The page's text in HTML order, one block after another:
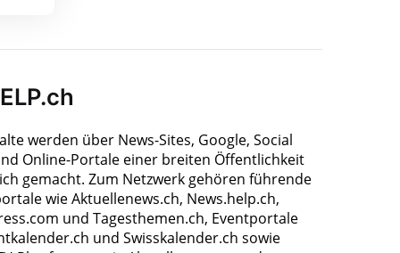
werden über News-Sites, Google, Social
Online-Portale einer breiten Öffentlichkeit
gemacht. Zum Netzwerk gehören führende
wie Aktuellenews.ch, News.help.ch,
und Tagesthemen.ch, Eventportale
und Swisskalender.ch sowie